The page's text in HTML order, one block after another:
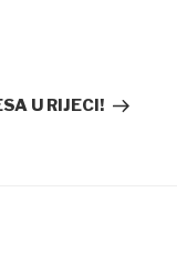
U RIJECI!